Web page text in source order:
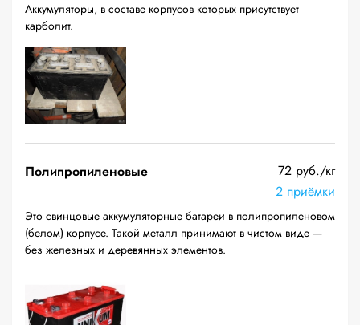
Аккумуляторы, в составе корпусов которых присутствует
карболит.
Полипропиленовые
72 руб./кг
2 приёмки
Это свинцовые аккумуляторные батареи в полипропиленовом
(белом) корпусе. Такой металл принимают в чистом виде —
без железных и деревянных элементов.